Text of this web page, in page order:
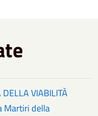
VIABILITÀ
Martiri della